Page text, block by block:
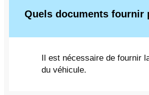
Quels documents fournir
Il est nécessaire de fournir
du véhicule.